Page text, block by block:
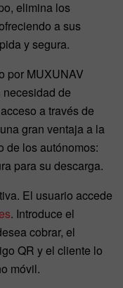
elimina los
a sus
y segura.
por MUXUNAV
de
a través de
gran ventaja a la
de los autónomos:
para su descarga.
El usuario accede
. Introduce el
cobrar, el
QR y el cliente lo
móvil.